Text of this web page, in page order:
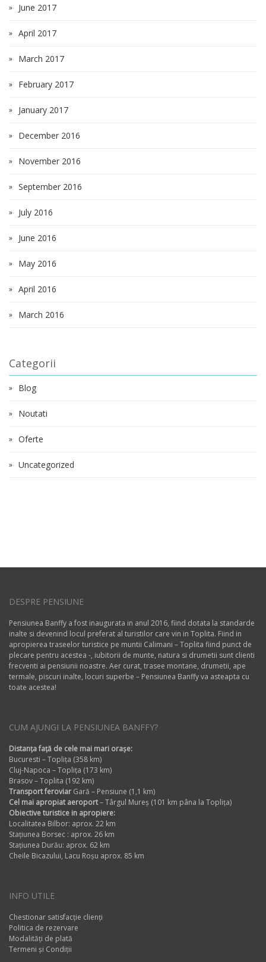
June 2017
April 2017
March 2017
February 2017
January 2017
December 2016
November 2016
September 2016
July 2016
June 2016
May 2016
April 2016
March 2016
Categorii
Blog
Noutati
Oferte
Uncategorized
DESPRE PENSIUNE
Pensiunea Banffy a fost inaugurata in anul 2016, fiind dotata la standarde
inalte si devenind locul preferat al turistilor care vin in Toplita. Fiind in
apropierea traseelor turistice pe muntii Calimani – Toplita fiind punct de
plecare pentru acestea -, iubitorii de munte, natura si drumetii sunt clienti
frecventi ai pensiunii noastre. Aer curat, trasee montane, drumetii, ape
termale, piscuri inalte, locuri superbe – Pensiunea Banffy va asteapta cu
toate acestea!
CUM AJUNGI LA PENSIUNEA BANFFY?
Distanța față de cele mai mari orașe:
Bucuresti – Toplița (358 km)
Cluj-Napoca – Toplița (173 km)
Brasov – Toplita (192 km)
Transport feroviar Gară – Pensiune (1,1 km)
Cel mai apropiat aeroport– Târgul Mureș (101 km pâna la Toplița)
Obiective turistice in apropiere:
Localitatea Bilbor: aprox. 22 km
Stațiunea Borsec : aprox. 26 km
Stațiunea Durău: aprox. 62 km
Cheile Bicazului, Lacu Roșu aprox. 85 km
INFO UTILE
Chestionar satisfacție clienți
Politica de rezervare
Modalități de plată
Termeni și Condiții